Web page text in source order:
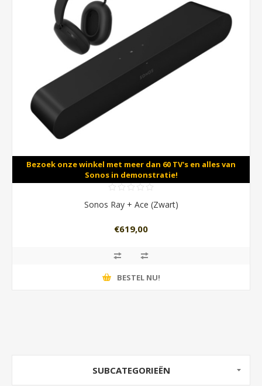
Bezoek onze winkel met meer dan 60 TV's en alles van
Sonos in demonstratie!
Sonos Ray + Ace (Zwart)
€619,00
BESTEL NU!
SUBCATEGORIEËN